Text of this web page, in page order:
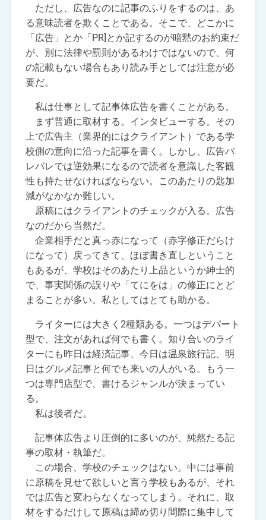
ただし、広告なのに記事のふりをするのは、あ
る意味読者を欺くことである。そこで、どこかに
「広告」とか「PR]とか記するのが暗黙のお約束だ
が、別に法律や罰則があるわけではないので、何
の記載もない場合もあり読み手としては注意が必
要だ。
私は仕事として記事体広告を書くことがある。
まず普通に取材する。インタビューする。その
上で広告主（業界的にはクライアント）である学
校側の意向に沿った記事を書く。しかし、広告バ
レバレでは逆効果になるので読者を意識した客観
性も持たせなければならない。このあたりの匙加
減がなかなか難しい。
原稿にはクライアントのチェックが入る。広告
なのだから当然だ。
企業相手だと真っ赤になって（赤字修正だらけ
になって）戻ってきて、ほぼ書き直しということ
もあるが、学校はそのあたり上品というか紳士的
で、事実関係の誤りや「てにをは」の修正にとど
まることが多い。私としてはとても助かる。
ライターには大きく2種類ある。一つはデパート
型で、注文があれば何でも書く。知り合いのライ
ターにも昨日は経済記事、今日は温泉旅行記、明
日はグルメ記事と何でも来いの人がいる。もう一
つは専門店型で、書けるジャンルが決まってい
る。
私は後者だ。
記事体広告より圧倒的に多いのが、純然たる記
事の取材・執筆だ。
この場合、学校のチェックはない。中には事前
に原稿を見せて欲しいと言う学校もあるが、それ
では広告と変わらなくなってしまう。それに、取
材をするだけして原稿は締め切り間際に集中して